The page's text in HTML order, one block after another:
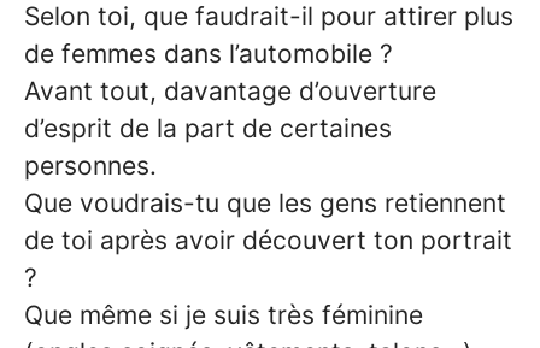
Selon toi, que faudrait-il pour attirer plus
de femmes dans l’automobile ?
Avant tout, davantage d’ouverture
d’esprit de la part de certaines
personnes.
Que voudrais-tu que les gens retiennent
de toi après avoir découvert ton portrait
?
Que même si je suis très féminine